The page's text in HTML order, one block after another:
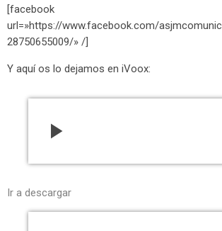
[facebook
url=»https://www.facebook.com/
28750655009/» /]
Y aquí os lo dejamos en iVoox:
play_arrow
Ir a descargar